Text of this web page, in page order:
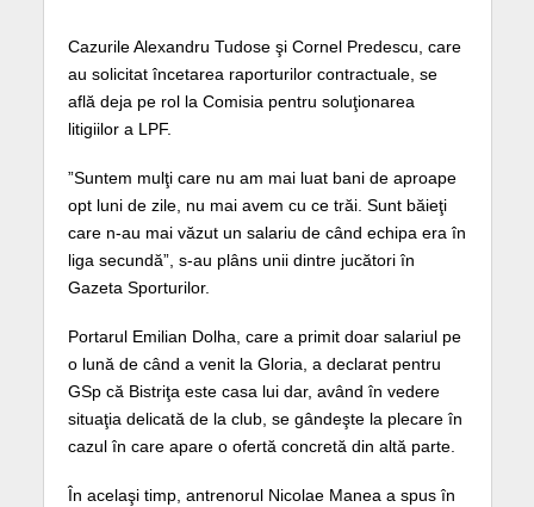
Cazurile Alexandru Tudose şi Cornel Predescu, care
au solicitat încetarea raporturilor contractuale, se
află deja pe rol la Comisia pentru soluţionarea
litigiilor a LPF.
”Suntem mulţi care nu am mai luat bani de aproape
opt luni de zile, nu mai avem cu ce trăi. Sunt băieţi
care n-au mai văzut un salariu de când echipa era în
liga secundă”, s-au plâns unii dintre jucători în
Gazeta Sporturilor.
Portarul Emilian Dolha, care a primit doar salariul pe
o lună de când a venit la Gloria, a declarat pentru
GSp că Bistriţa este casa lui dar, având în vedere
situaţia delicată de la club, se gândeşte la plecare în
cazul în care apare o ofertă concretă din altă parte.
În acelaşi timp, antrenorul Nicolae Manea a spus în